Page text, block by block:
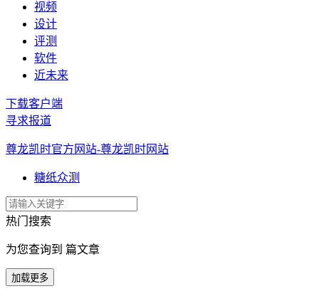
视频
设计
评测
软件
近未来
下载客户端
寻求报道
尊龙凯时官方网站-尊龙凯时网站
糖纸众测
热门搜索
为您查询到 篇文章
加载更多